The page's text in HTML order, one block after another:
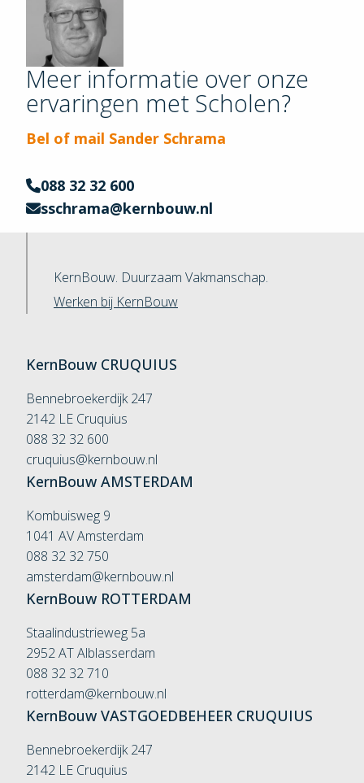
" loading="lazy"
alt="sander-
Meer informatie over onze
ervaringen met Scholen?
Bel of mail Sander Schrama
088 32 32 600
sschrama@kernbouw.nl
KernBouw. Duurzaam Vakmanschap.
Werken bij KernBouw
KernBouw CRUQUIUS
Bennebroekerdijk 247
2142 LE Cruquius
088 32 32 600
cruquius@kernbouw.nl
KernBouw AMSTERDAM
Kombuisweg 9
1041 AV Amsterdam
088 32 32 750
amsterdam@kernbouw.nl
KernBouw ROTTERDAM
Staalindustrieweg 5a
2952 AT Alblasserdam
088 32 32 710
rotterdam@kernbouw.nl
KernBouw VASTGOEDBEHEER CRUQUIUS
Bennebroekerdijk 247
2142 LE Cruquius